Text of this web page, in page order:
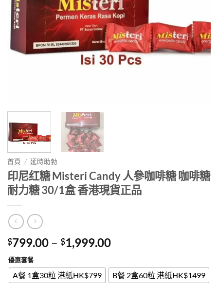
首頁 / 延時助勃
印尼红糖 Misteri Candy 人參咖啡糖 咖啡糖
耐力糖 30/1盒 香港現貨正品
$799.00 – $1,999.00Price
$799.00
through
優惠套餐
A餐 1盒30粒 港紙HK$799
B餐 2盒60粒 港紙HK$1499